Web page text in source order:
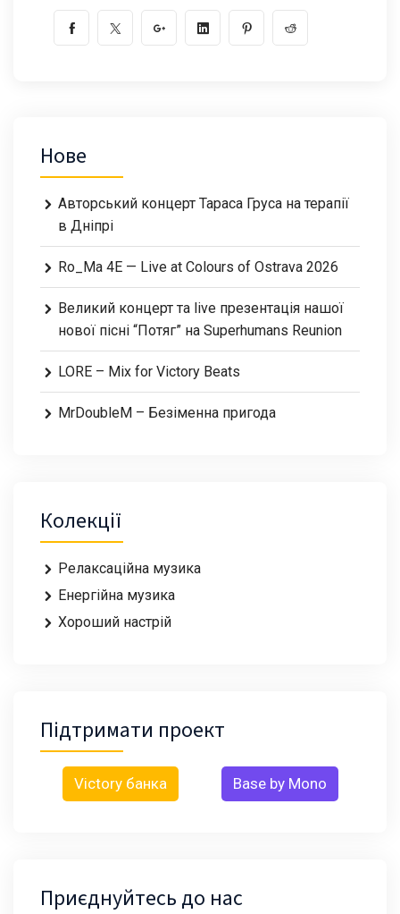
Нове
Авторський концерт Тараса Груса на терапії
в Дніпрі
Ro_Ma 4E — Live at Colours of Ostrava 2026
Великий концерт та live презентація нашої
нової пісні “Потяг” на Superhumans Reunion
LORE – Mix for Victory Beats
MrDoubleM – Безіменна пригода
Колекції
Релаксаційна музика
Енергійна музика
Хороший настрій
Підтримати проект
Victory банка Base by Mono
Приєднуйтесь до нас